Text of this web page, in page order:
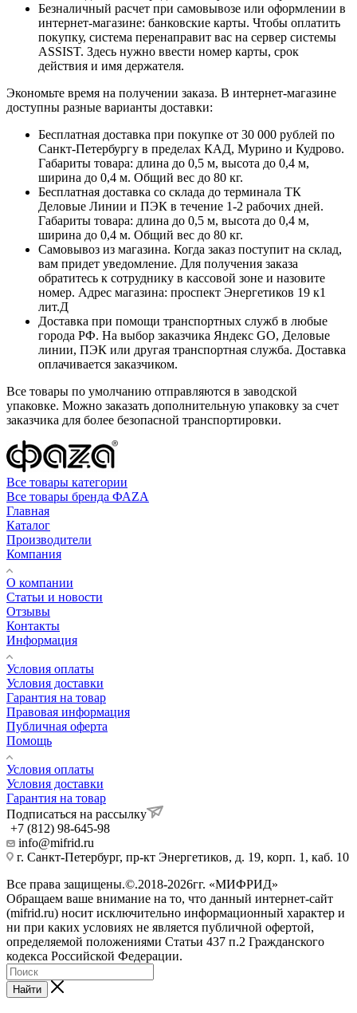
Безналичный расчет при самовывозе или оформлении в
интернет-магазине: банковские карты. Чтобы оплатить
покупку, система перенаправит вас на сервер системы
ASSIST. Здесь нужно ввести номер карты, срок
действия и имя держателя.
Экономьте время на получении заказа. В интернет-магазине
доступны разные варианты доставки:
Бесплатная доставка при покупке от 30 000 рублей по
Санкт-Петербургу в пределах КАД, Мурино и Кудрово.
Габариты товара: длина до 0,5 м, высота до 0,4 м,
ширина до 0,4 м. Общий вес до 80 кг.
Бесплатная доставка со склада до терминала ТК
Деловые Линии и ПЭК в течение 1-2 рабочих дней.
Габариты товара: длина до 0,5 м, высота до 0,4 м,
ширина до 0,4 м. Общий вес до 80 кг.
Самовывоз из магазина. Когда заказ поступит на склад,
вам придет уведомление. Для получения заказа
обратитесь к сотруднику в кассовой зоне и назовите
номер. Адрес магазина: проспект Энергетиков 19 к1
лит.Д
Доставка при помощи транспортных служб в любые
города РФ. На выбор заказчика Яндекс GO, Деловые
линии, ПЭК или другая транспортная служба. Доставка
оплачивается заказчиком.
Все товары по умолчанию отправляются в заводской
упаковке. Можно заказать дополнительную упаковку за счет
заказчика для более безопасной транспортировки.
Все товары категории
Все товары бренда ФАZA
Главная
Каталог
Производители
Компания
О компании
Статьи и новости
Отзывы
Контакты
Информация
Условия оплаты
Условия доставки
Гарантия на товар
Правовая информация
Публичная оферта
Помощь
Условия оплаты
Условия доставки
Гарантия на товар
Подписаться на рассылку
+7 (812) 98-645-98
info@mifrid.ru
г. Санкт-Петербург, пр-кт Энергетиков, д. 19, корп. 1, каб. 10
Все права защищены.©.2018-2026гг. «МИФРИД»
Обращаем ваше внимание на то, что данный интернет-сайт
(mifrid.ru) носит исключительно информационный характер и
ни при каких условиях не является публичной офертой,
определяемой положениями Статьи 437 п.2 Гражданского
кодекса Российской Федерации.
Найти